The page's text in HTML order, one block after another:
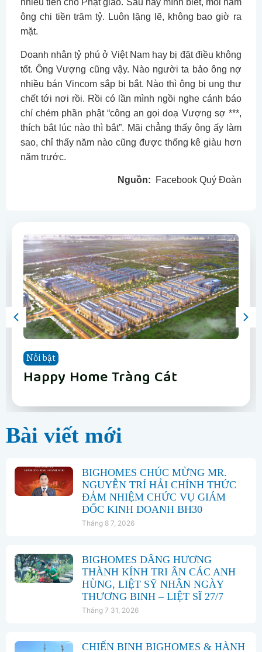
nhiều tiền cho Phật giáo. Sau này mình biết, mỗi năm
ông chi tiền trăm tỷ. Luôn lặng lẽ, không bao giờ ra
mặt.
Doanh nhân tỷ phú ở Việt Nam hay bị đặt điều không
tốt. Ông Vượng cũng vậy. Nào người ta bảo ông nợ
nhiều bán Vincom sắp bị bắt. Nào thì ông bị ung thư
chết tới nơi rồi. Rồi có lần mình ngồi nghe cánh báo
chí chém phần phật “công an gọi doạ Vượng sợ ***,
thích bắt lúc nào thì bắt”. Mãi chẳng thấy ông ấy làm
sao, chỉ thấy năm nào cũng được thống kê giàu hơn
năm trước.
Nguồn: Facebook Quý Đoàn
Nổi bật
Vinhomes Hải Vân Bay Đà Nẵng
Nổi bật
The Fullton
Nổi bật
Phân khu Vịnh Xanh
Nổi bật
Happy Home Tràng Cát
Nổi bật
LUMIÈRE Hanoi Seasons Garden
Nổi bật
Vinhomes Global Gate Hạ Long
Nổi bật
Vinhomes Hải Vân Bay Đà Nẵng
Nổi bật
The Fullton
Bài viết mới
BIGHOMES CHÚC MỪNG MR.
NGUYỄN TRÍ HẢI CHÍNH THỨC
ĐẢM NHIỆM CHỨC VỤ GIÁM
ĐỐC KINH DOANH BH30
Tháng 8 7, 2026
BIGHOMES DÂNG HƯƠNG
THÀNH KÍNH TRI ÂN CÁC ANH
HÙNG, LIỆT SỸ NHÂN NGÀY
THƯƠNG BINH – LIỆT SĨ 27/7
Tháng 7 31, 2026
CHIẾN BINH BIGHOMES & HÀNH